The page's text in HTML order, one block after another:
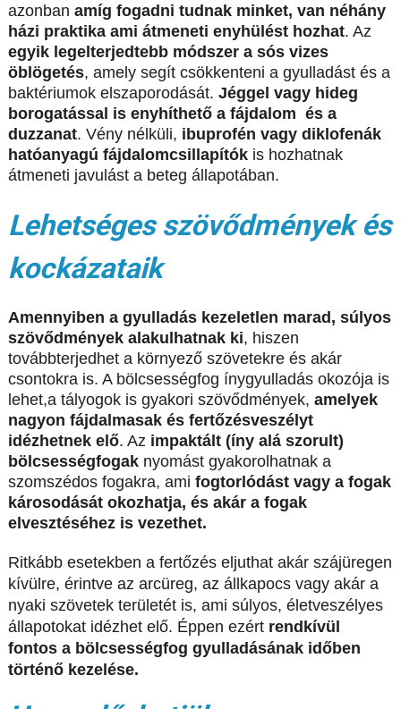
azonban amíg fogadni tudnak minket, van néhány
házi praktika ami átmeneti enyhülést hozhat. Az
egyik legelterjedtebb módszer a sós vizes
öblögetés, amely segít csökkenteni a gyulladást és a
baktériumok elszaporodását. Jéggel vagy hideg
borogatással is enyhíthető a fájdalom és a
duzzanat. Vény nélküli, ibuprofén vagy diklofenák
hatóanyagú fájdalomcsillapítókis hozhatnak
átmeneti javulást a beteg állapotában.
Lehetséges szövődmények és
kockázataik
Amennyiben a gyulladás kezeletlen marad, súlyos
szövődmények alakulhatnak ki, hiszen
továbbterjedhet a környező szövetekre és akár
csontokra is. A bölcsességfog ínygyulladás okozója is
lehet,a tályogok is gyakori szövődmények, amelyek
nagyon fájdalmasak és fertőzésveszélyt
idézhetnek elő. Az impaktált (íny alá szorult)
bölcsességfogaknyomást gyakorolhatnak a
szomszédos fogakra, ami fogtorlódást vagy a fogak
károsodását okozhatja, és akár a fogak
elvesztéséhez is vezethet.
Ritkább esetekben a fertőzés eljuthat akár szájüregen
kívülre, érintve az arcüreg, az állkapocs vagy akár a
nyaki szövetek területét is, ami súlyos, életveszélyes
állapotokat idézhet elő. Éppen ezért rendkívül
fontos a bölcsességfog gyulladásának időben
történő kezelése.